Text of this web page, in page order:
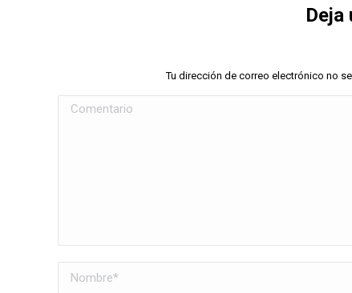
Deja
Tu dirección de correo electrónico no
Comentario
Nombre *